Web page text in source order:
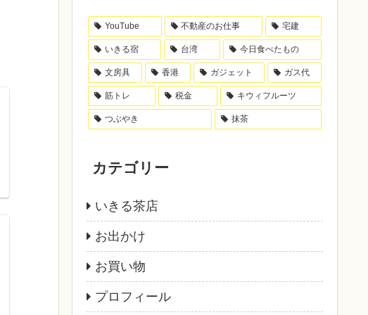
YouTube 不動産のお仕事 宅建
いきる宿 台湾 今日食べたもの
文房具 香港 ガジェット ガス代
筋トレ 税金 キウィフルーツ
つぶやき 抹茶
カテゴリー
いきる茶店
お出かけ
お買い物
プロフィール